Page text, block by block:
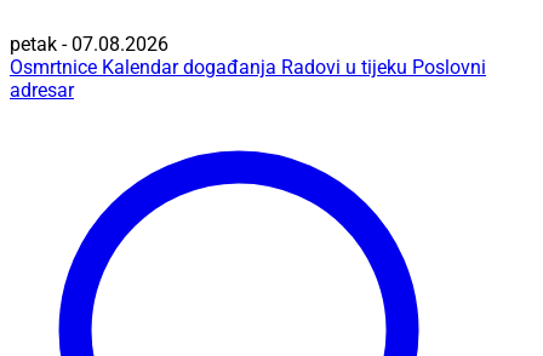
petak - 07.08.2026
Osmrtnice Kalendar događanja Radovi u tijeku Poslovni
adresar